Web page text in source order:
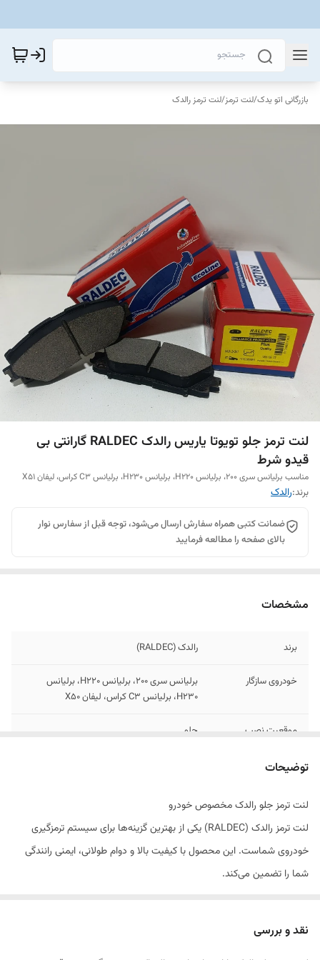
بازرگانی اتو یدک/لنت ترمز/لنت ترمز رالدک
لنت ترمز جلو تویوتا یاریس رالدک RALDEC گارانتی بی
قیدو شرط
مناسب برلیانس سری 200، برلیانس H220، برلیانس H230، برلیانس C3 کراس، لیفان X51
برند:رالدک
ضمانت کتبی همراه سفارش ارسال می‌شود، توجه قبل از سفارس نوار
بالای صفحه را مطالعه فرمایید
مشخصات
برند رالدک (RALDEC)
خودروی سازگار
برلیانس سری 200، برلیانس H220، برلیانس
H230، برلیانس C3 کراس، لیفان X50
موقعیت نصب جلو
نوع سیستم ترمز
تولید کننده
خودرو های سواری و سنگین
استاندارد دارای استاندارد ملی ایران
ویژگی‌های کلیدی
ارتباط با پشتیبانی
توضیحات
لنت ترمز جلو رالدک مخصوص خودرو
لنت ترمز رالدک (RALDEC) یکی از بهترین گزینه‌ها برای سیستم ترمزگیری
خودروی شماست. این محصول با کیفیت بالا و دوام طولانی، ایمنی رانندگی
شما را تضمین می‌کند.
نقد و بررسی